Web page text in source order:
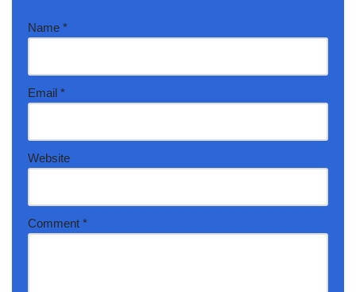
Name *
Email *
Website
Comment *